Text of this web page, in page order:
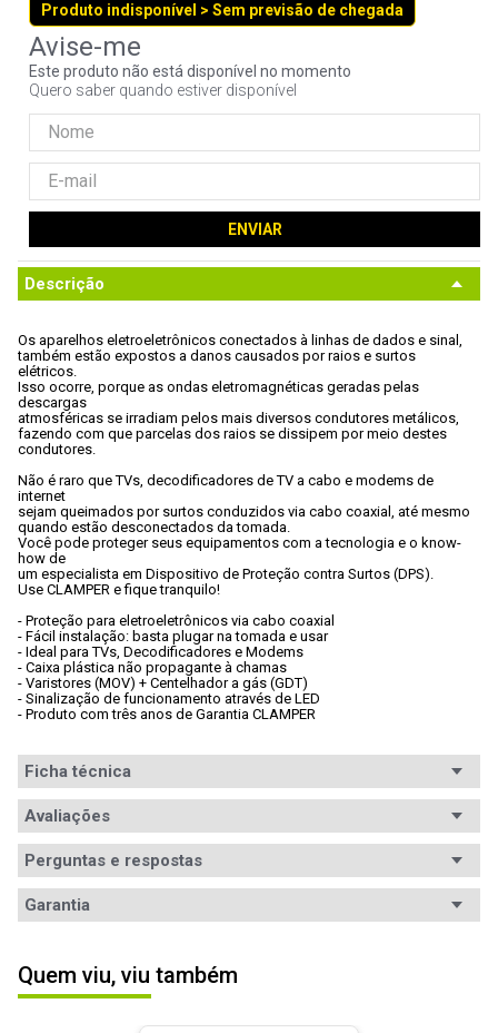
Produto indisponível > Sem previsão de chegada
Este produto não está disponível no momento
Quero saber quando estiver disponível
ENVIAR
Descrição
Os aparelhos eletroeletrônicos conectados à linhas de dados e sinal,
também estão expostos a danos causados por raios e surtos
elétricos.
Isso ocorre, porque as ondas eletromagnéticas geradas pelas
descargas
atmosféricas se irradiam pelos mais diversos condutores metálicos,
fazendo com que parcelas dos raios se dissipem por meio destes
condutores.
Não é raro que TVs, decodificadores de TV a cabo e modems de
internet
sejam queimados por surtos conduzidos via cabo coaxial, até mesmo
quando estão desconectados da tomada.
Você pode proteger seus equipamentos com a tecnologia e o know-
how de
um especialista em Dispositivo de Proteção contra Surtos (DPS).
Use CLAMPER e fique tranquilo!
- Proteção para eletroeletrônicos via cabo coaxial
- Fácil instalação: basta plugar na tomada e usar
- Ideal para TVs, Decodificadores e Modems
- Caixa plástica não propagante à chamas
- Varistores (MOV) + Centelhador a gás (GDT)
- Sinalização de funcionamento através de LED
- Produto com três anos de Garantia CLAMPER
Ficha técnica
Conteúdo da
embalagem
Potência de
saída (W)
Não especificada
Carga nominal
(energia)
10A
Avaliações
Avaliações
ESCREVER AVALIAÇÃO
Perguntas e respostas
Garantia
Informações O prazo de garantia, em meses está especificado na
garantia desse produto é exercida diretamente na
Quem viu, viu também
8º
controle
noctua
10º fractal